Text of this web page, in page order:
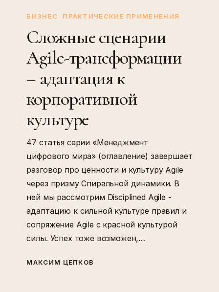
сценарии
Agile-
трансформации
адаптация
корпоративной
культуре
БИЗНЕС ПРАКТИЧЕСКИЕ ПРИМЕНЕНИЯ
Сложные сценарии
Agile-трансформации
– адаптация к
корпоративной
культуре
47 статья серии «Менеджмент
цифрового мира» (оглавление) завершает
разговор про ценности и культуру Agile
через призму Спиральной динамики. В
ней мы рассмотрим Disciplined Agile -
адаптацию к сильной культуре правил и
сопряжение Agile с красной культурой
силы. Успех тоже возможен,…
МАКСИМ ЦЕПКОВ